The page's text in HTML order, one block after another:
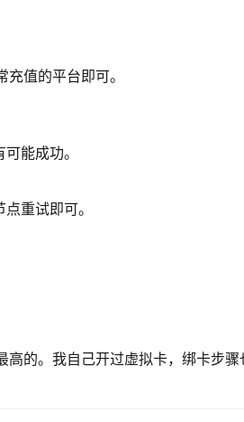
值的平台即可。
能成功。
重试即可。
高的。我自己开过虚拟卡，绑卡步骤